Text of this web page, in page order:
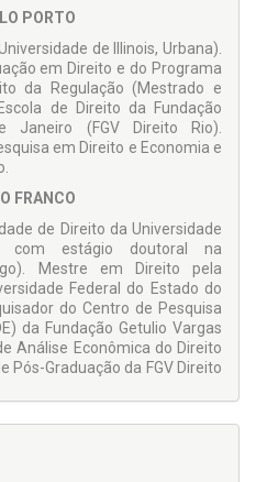
PORTO
de Illinois, Urbana).
em Direito e do Programa
da Regulação (Mestrado e
de Direito da Fundação
Janeiro (FGV Direito Rio).
em Direito e Economia e
FRANCO
de Direito da Universidade
com estágio doutoral na
Mestre em Direito pela
Federal do Estado do
do Centro de Pesquisa
da Fundação Getulio Vargas
Análise Econômica do Direito
Pós-Graduação da FGV Direito
Freitas